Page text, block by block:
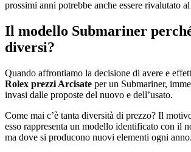
prossimi anni potrebbe anche essere rivalutato
Il modello Submariner
diversi?
Quando affrontiamo la decisione di avere e
Rolex prezzi Arcisate per un Submariner,
invasi dalle proposte del nuovo e dell’usato.
Come mai c’è tanta diversità di prezzo? Il
esso rappresenta un modello identificato con il
ma dove si producono nuovi elementi ogni anno.